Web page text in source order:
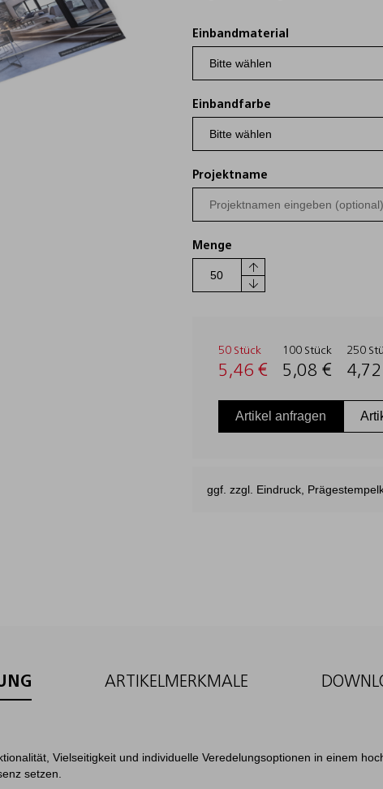
Einbandmaterial
Einbandfarbe
Projektname
Menge
50 Stück
5,46 €
100 Stück
5,08 €
250
Artikel anfragen
ggf. zzgl. Eindruck,
ARTIKELMERKMALE
Vielseitigkeit und individuelle Veredelungsoptionen in einem
setzen.